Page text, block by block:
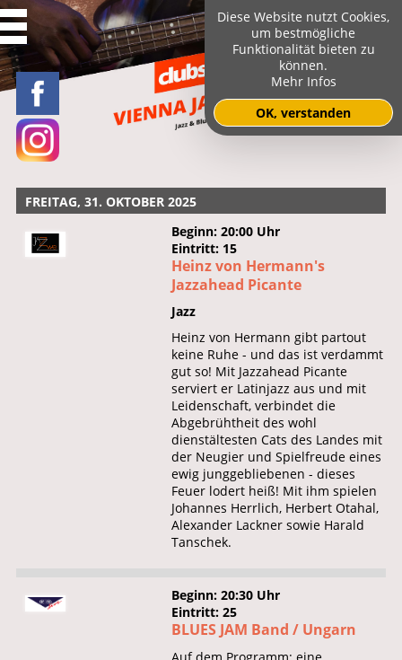
FREITAG, 31. OKTOBER 2025
Beginn: 20:00 Uhr
Eintritt: 15
Heinz von Hermann's
Jazzahead Picante
Jazz
Heinz von Hermann gibt partout
keine Ruhe - und das ist verdammt
gut so! Mit Jazzahead Picante
serviert er Latinjazz aus und mit
Leidenschaft, verbindet die
Abgebrühtheit des wohl
dienstältesten Cats des Landes mit
der Neugier und Spielfreude eines
ewig junggebliebenen - dieses
Feuer lodert heiß! Mit ihm spielen
Johannes Herrlich, Herbert Otahal,
Alexander Lackner sowie Harald
Tanschek.
Beginn: 20:30 Uhr
Eintritt: 25
BLUES JAM Band / Ungarn
Diese Website nutzt Cookies,
um bestmögliche
Funktionalität bieten zu
können.
Mehr Infos
OK, verstanden